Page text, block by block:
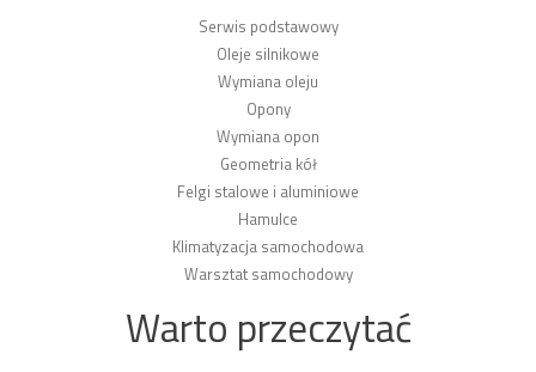
Serwis podstawowy
Oleje silnikowe
Wymiana oleju
Opony
Wymiana opon
Geometria kół
Felgi stalowe i aluminiowe
Hamulce
Klimatyzacja samochodowa
Warsztat samochodowy
Warto przeczytać